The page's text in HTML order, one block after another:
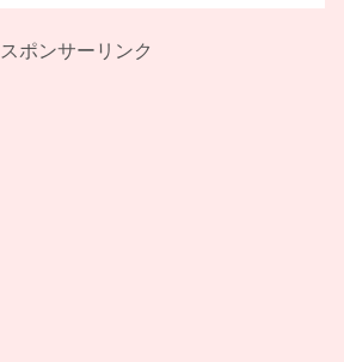
スポンサーリンク